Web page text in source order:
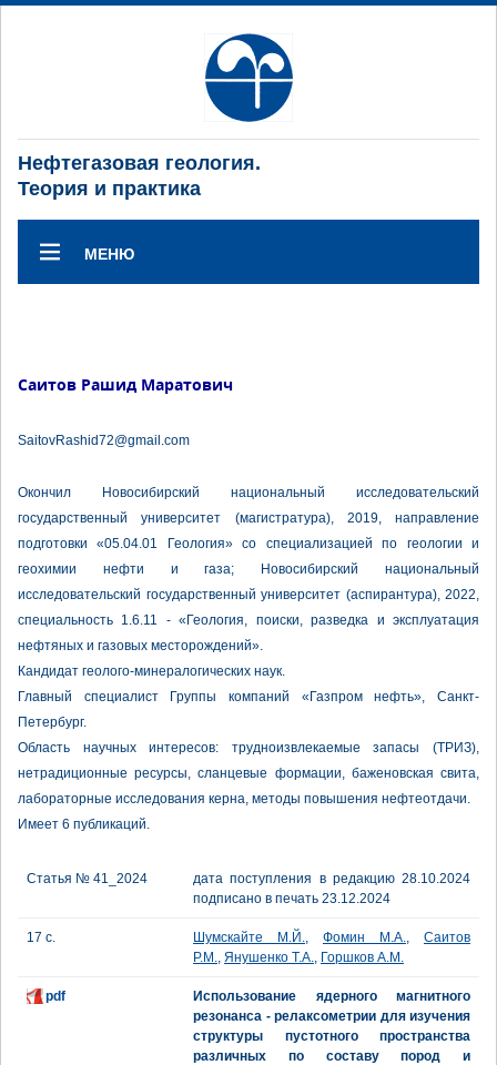
Нефтегазовая геология.
Теория и практика
МЕНЮ
Саитов Рашид Маратович
SaitovRashid72@gmail.com
Окончил Новосибирский национальный исследовательский
государственный университет (магистратура), 2019, направление
подготовки «05.04.01 Геология» со специализацией по геологии и
геохимии нефти и газа; Новосибирский национальный
исследовательский государственный университет (аспирантура), 2022,
специальность 1.6.11 - «Геология, поиски, разведка и эксплуатация
нефтяных и газовых месторождений».
Кандидат геолого-минералогических наук.
Главный специалист Группы компаний «Газпром нефть», Санкт-
Петербург.
Область научных интересов: трудноизвлекаемые запасы (ТРИЗ),
нетрадиционные ресурсы, сланцевые формации, баженовская свита,
лабораторные исследования керна, методы повышения нефтеотдачи.
Имеет 6 публикаций.
Статья № 41_2024
дата поступления в редакцию 28.10.2024
подписано в печать 23.12.2024
17 с. Шумскайте М.Й., Фомин М.А., Саитов
Р.М., Янушенко Т.А., Горшков А.М.
pdf
Использование ядерного магнитного
резонанса - релаксометрии для изучения
структуры пустотного пространства
различных по составу пород и